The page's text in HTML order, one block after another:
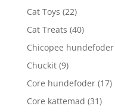
Cat Toys (22)
Cat Treats (40)
Chicopee hundefoder
Chuckit (9)
Core hundefoder (17)
Core kattemad (31)